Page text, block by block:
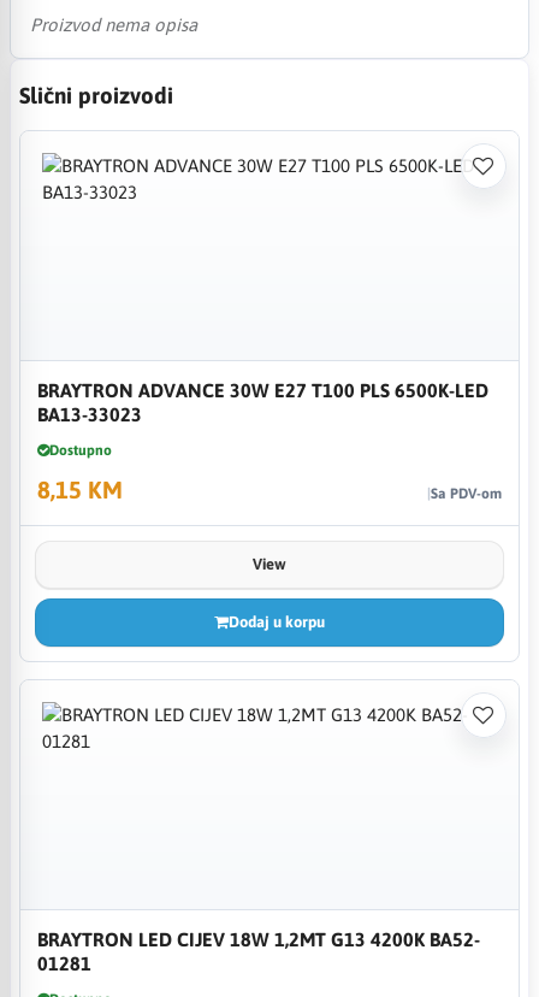
Proizvod nema opisa
Slični proizvodi
BRAYTRON ADVANCE 30W E27 T100 PLS 6500K-LED
BA13-33023
Dostupno
8,15 KM Sa PDV-om
View
Dodaj u korpu
BRAYTRON LED CIJEV 18W 1,2MT G13 4200K BA52-
01281